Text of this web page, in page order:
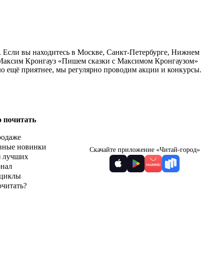
вы находитесь в Москве, Санкт-Петербурге, Нижнем
Кронгауз «Пишем сказки с Максимом Кронгаузом»
ещё приятнее, мы регулярно проводим акции и конкурсы.
почитать
новинки
лучших
Скачайте приложение «Читай-город»